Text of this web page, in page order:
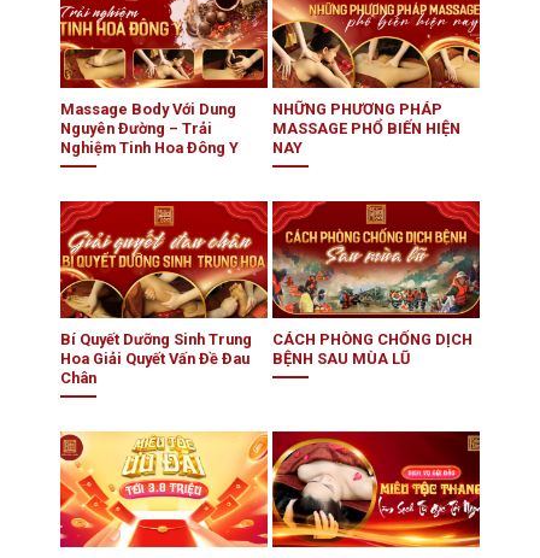
Massage Body Với Dung
Nguyên Đường – Trải
Nghiệm Tinh Hoa Đông Y
NHỮNG PHƯƠNG PHÁP
MASSAGE PHỔ BIẾN HIỆN
NAY
Bí Quyết Dưỡng Sinh Trung
Hoa Giải Quyết Vấn Đề Đau
Chân
CÁCH PHÒNG CHỐNG DỊCH
BỆNH SAU MÙA LŨ